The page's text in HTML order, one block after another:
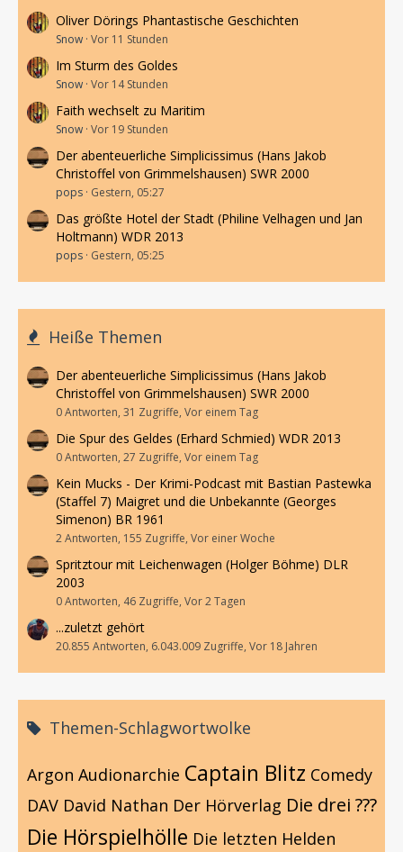
Oliver Dörings Phantastische Geschichten
Snow Vor 11 Stunden
Im Sturm des Goldes
Snow Vor 14 Stunden
Faith wechselt zu Maritim
Snow Vor 19 Stunden
Der abenteuerliche Simplicissimus (Hans Jakob
Christoffel von Grimmelshausen) SWR 2000
pops Gestern, 05:27
Das größte Hotel der Stadt (Philine Velhagen und Jan
Holtmann) WDR 2013
pops Gestern, 05:25
Heiße Themen
Der abenteuerliche Simplicissimus (Hans Jakob
Christoffel von Grimmelshausen) SWR 2000
0 Antworten, 31 Zugriffe, Vor einem Tag
Die Spur des Geldes (Erhard Schmied) WDR 2013
0 Antworten, 27 Zugriffe, Vor einem Tag
Kein Mucks - Der Krimi-Podcast mit Bastian Pastewka
(Staffel 7) Maigret und die Unbekannte (Georges
Simenon) BR 1961
2 Antworten, 155 Zugriffe, Vor einer Woche
Spritztour mit Leichenwagen (Holger Böhme) DLR
2003
0 Antworten, 46 Zugriffe, Vor 2 Tagen
...zuletzt gehört
20.855 Antworten, 6.043.009 Zugriffe, Vor 18 Jahren
Themen-Schlagwortwolke
Argon Audionarchie Captain Blitz Comedy
DAV David Nathan Der Hörverlag Die drei ???
Die Hörspielhölle Die letzten Helden